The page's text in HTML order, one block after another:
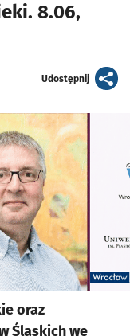
8.06,
Udostępnijartykuł
oraz
Śląskich we